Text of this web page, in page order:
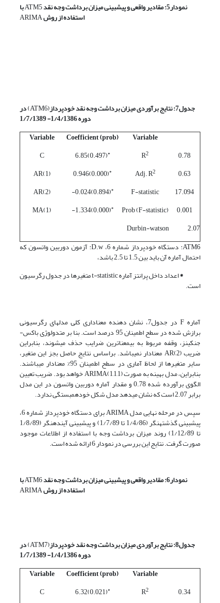
نمودار5: مقادیر واقعی و پیش­بینی میزان برداشت وجه نقد ATM5با
استفاده از روشARIMA
جدول7: نتایج برآوردی میزان برداشت وجه نقد خودپرداز (ATM6) در
دوره 1/4/1386- 1/7/1389
Variable
Coefficient (prob)
Variable
0.78
R2
*
(0.497)6.85
C
0.63
Adj. R2
*
(0.000)0.946
AR(1)
17.094
F-statistic
*
(0.894)0.024-
AR(2)
0.001
Prob (F-statistic)
*
(0.000)1.334-
MA(1)
2.07
Durbin-watson
ATM6: دستگاه خودپرداز شماره 6، D.w: آزمون دوربین واتسون که
احتمال آماره آن باید بین 1.5 تا 2.5 باشد،
*
اعداد داخل پرانتز آماره t-statistic متغیرها در جدول رگرسیون
است.
آماره F در جدول7، نشان دهنده معناداری کلی مدل­های رگرسیونی
برازش شده در سطح اطمینان 95 درصد است. بنا بر متدولوژی باکس-
جنکینز، وقفه مربوط به بی­معناترین ضرایب حذف می­شوند، بنابراین
ضریب AR(2) معنادار نمی­باشد. براساس نتایج حاصل بجز این متغیر،
سایر متغیرها از لحاظ آماری در سطح اطمینان 95% معنادار می­باشند.
بنابراین، مدل بهینه به صورت ARIMA(1,1,1) خواهد بود. ضریب تعیین
الگوی برآورده شده 0.78 و مقدار آماره دوربین واتسون در این مدل
برابر 2.07 است که نشان می­دهد مدل شکل خودهمبستگی ندارد.
سپس در مرحله نهایی مدل ARIMA برای دستگاه خودپرداز شماره 6،
پیش­بینی گذشته­نگر (1/4/86 تا 1/7/89) و پیش­بینی آینده­نگر (1/8/89
تا 1/12/89) روند میزان برداشت وجه با استفاده از اطلاعات موجود
صورت گرفت. نتایج این بررسی در نمودار 6 ارائه شده است.
نمودار6: مقادیر واقعی و پیش­بینی میزان برداشت وجه نقد ATM6با
استفاده از روشARIMA
جدول8: نتایج برآوردی میزان برداشت وجه نقد خودپرداز (ATM7) در
دوره 1/4/1386- 1/7/1389
Variable
Coefficient (prob)
Variable
0.34
R2
*
(0.021)6.32
C